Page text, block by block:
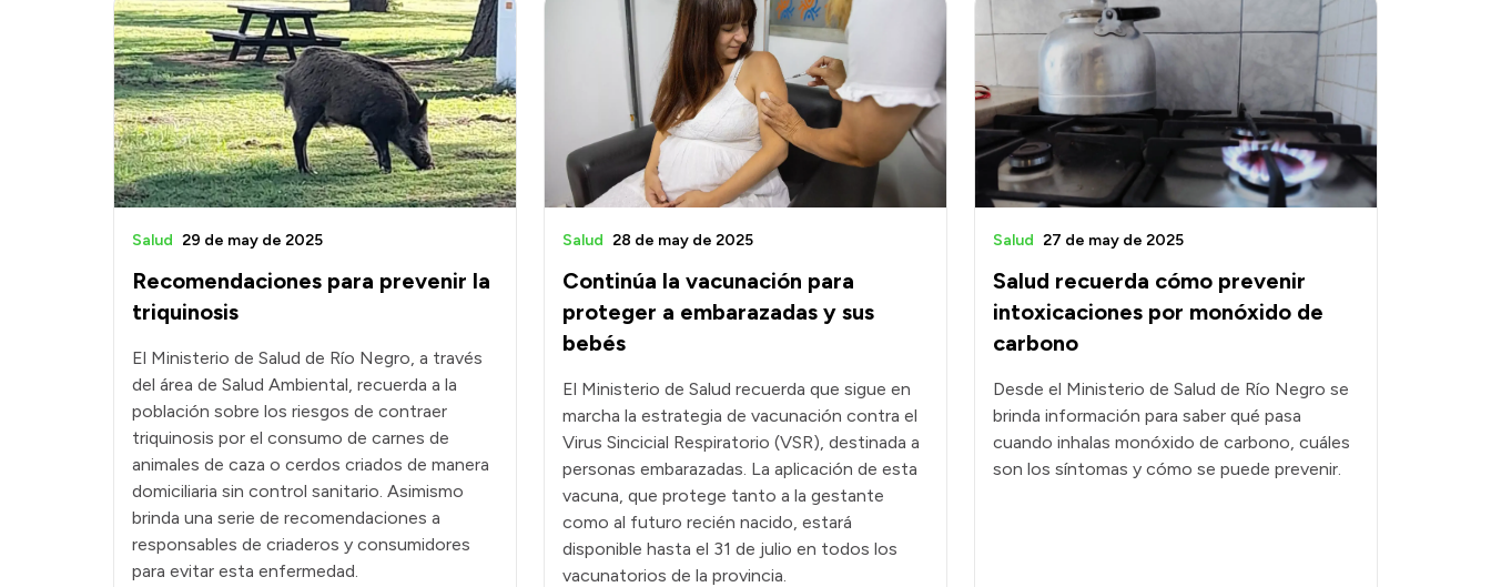
Recomendaciones para prevenir la
triquinosis
Salud 29 de may de 2025
El Ministerio de Salud de Río Negro, a través
del área de Salud Ambiental, recuerda a la
población sobre los riesgos de contraer
triquinosis por el consumo de carnes de
animales de caza o cerdos criados de manera
domiciliaria sin control sanitario. Asimismo
brinda una serie de recomendaciones a
responsables de criaderos y consumidores
para evitar esta enfermedad.
Continúa la vacunación para
proteger a embarazadas y sus
bebés
Salud 28 de may de 2025
El Ministerio de Salud recuerda que sigue en
marcha la estrategia de vacunación contra el
Virus Sincicial Respiratorio (VSR), destinada a
personas embarazadas. La aplicación de esta
vacuna, que protege tanto a la gestante
como al futuro recién nacido, estará
disponible hasta el 31 de julio en todos los
vacunatorios de la provincia.
Salud recuerda cómo prevenir
intoxicaciones por monóxido de
carbono
Salud 27 de may de 2025
Desde el Ministerio de Salud de Río Negro se
brinda información para saber qué pasa
cuando inhalas monóxido de carbono, cuáles
son los síntomas y cómo se puede prevenir.